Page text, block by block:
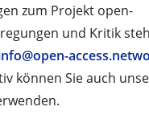
zum Projekt open-
und Kritik
können Sie auch